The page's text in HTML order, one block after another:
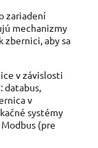
zariadení
mechanizmy
zbernici, aby sa
v závislosti
databus,
v
systémy
(pre